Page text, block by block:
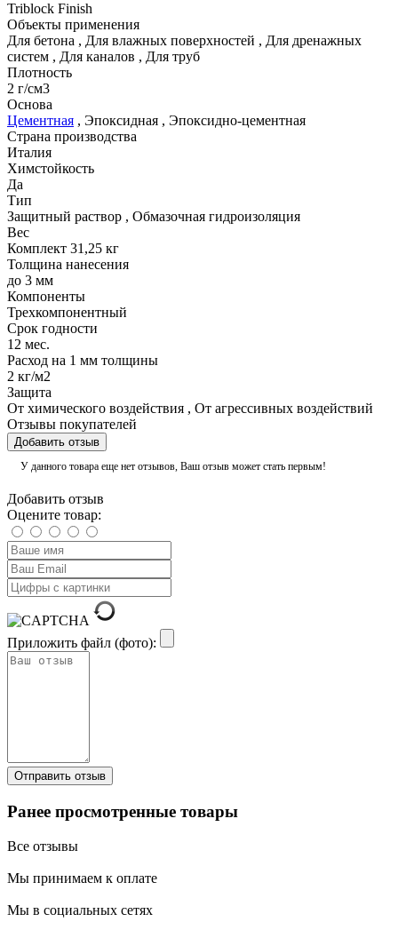
Triblock Finish
Объекты применения
Для бетона , Для влажных поверхностей , Для дренажных
систем , Для каналов , Для труб
Плотность
2 г/см3
Основа
Цементная , Эпоксидная , Эпоксидно-цементная
Страна производства
Италия
Химстойкость
Да
Тип
Защитный раствор , Обмазочная гидроизоляция
Вес
Комплект 31,25 кг
Толщина нанесения
до 3 мм
Компоненты
Трехкомпонентный
Срок годности
12 мес.
Расход на 1 мм толщины
2 кг/м2
Защита
От химического воздействия , От агрессивных воздействий
Отзывы покупателей
Добавить отзыв
У данного товара еще нет отзывов, Ваш отзыв может стать первым!
Добавить отзыв
Оцените товар:
Приложить файл (фото):
Ранее просмотренные товары
Все отзывы
Мы принимаем к оплате
Мы в социальных сетях